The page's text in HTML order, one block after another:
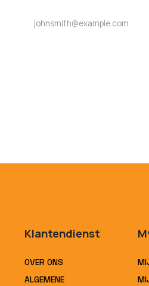
Klantendienst
OVER ONS
ALGEMENE